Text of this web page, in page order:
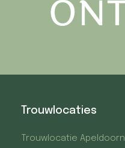
Trouwlocaties
Trouwlocatie Apeldoorn